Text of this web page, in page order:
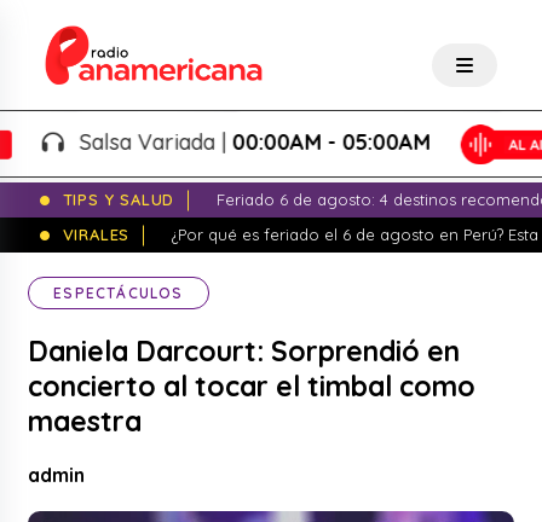
Salsa Variada |00:00AM - 05:00AM
TIPS Y SALUD
Feriado 6 de agosto: 4 destinos
VIRALES
¿Por qué es feriado el 6 de agosto en Perú?
ESPECTÁCULOS
Daniela Darcourt: Sorprendió en
concierto al tocar el timbal como
maestra
admin